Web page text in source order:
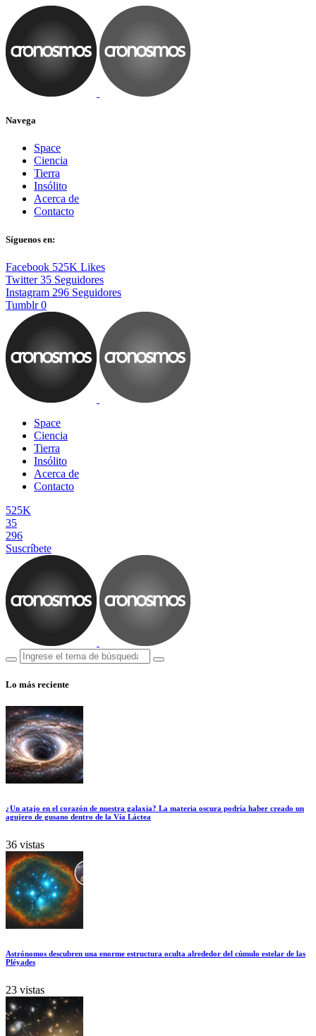
Navega
Space
Ciencia
Tierra
Insólito
Acerca de
Contacto
Síguenos en:
Facebook 525K Likes
Twitter 35 Seguidores
Instagram 296 Seguidores
Tumblr 0
Space
Ciencia
Tierra
Insólito
Acerca de
Contacto
525K
35
296
Suscríbete
Lo más reciente
¿Un atajo en el corazón de nuestra galaxia? La materia oscura podría haber creado un
agujero de gusano dentro de la Vía Láctea
36 vistas
Astrónomos descubren una enorme estructura oculta alrededor del cúmulo estelar de las
Pléyades
23 vistas